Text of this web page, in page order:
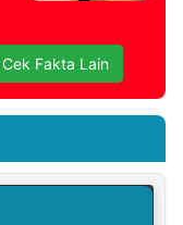
Fakta Lain